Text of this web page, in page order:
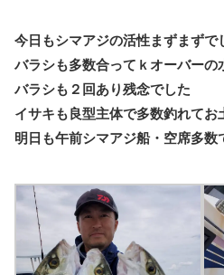
今日もシマアジの活性まずまずで
バラシも多数合ってｋオーバーの
バラシも２回あり残念でした
イサキも良型主体で多数釣れてお
明日も午前シマアジ船・空席多数